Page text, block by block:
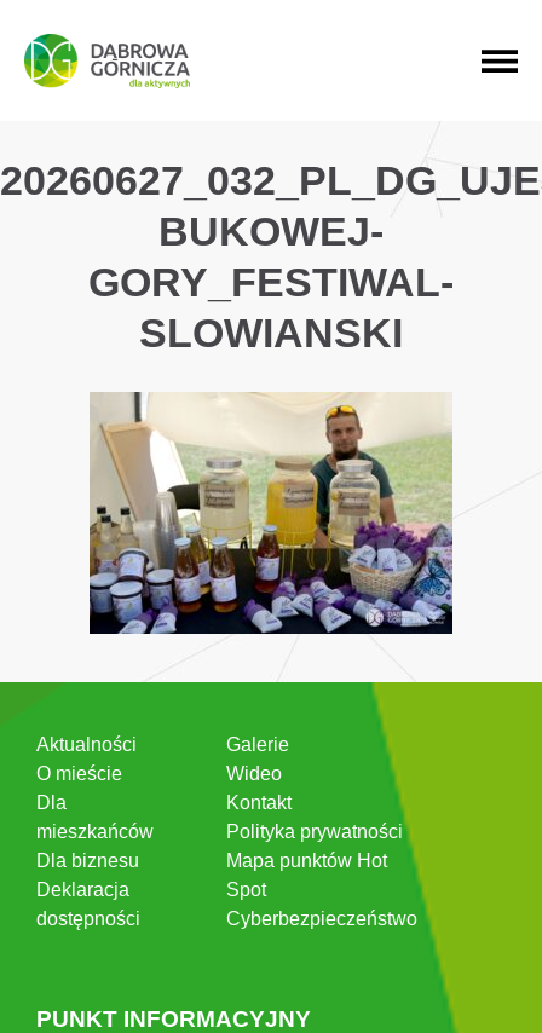
PRZEJDŹ DO MENU GŁÓWNEGO
PRZEJDŹ DO WYSZUKIWARKI
PRZEJDŹ DO TREŚCI
BUKOWEJ-
GORY_FESTIWAL-
SLOWIANSKI
Aktualności
O mieście
Dla
mieszkańców
Dla biznesu
Deklaracja
dostępności
Galerie
Wideo
Kontakt
Polityka prywatności
Mapa punktów Hot
Spot
Cyberbezpieczeństwo
PUNKT INFORMACYJNY